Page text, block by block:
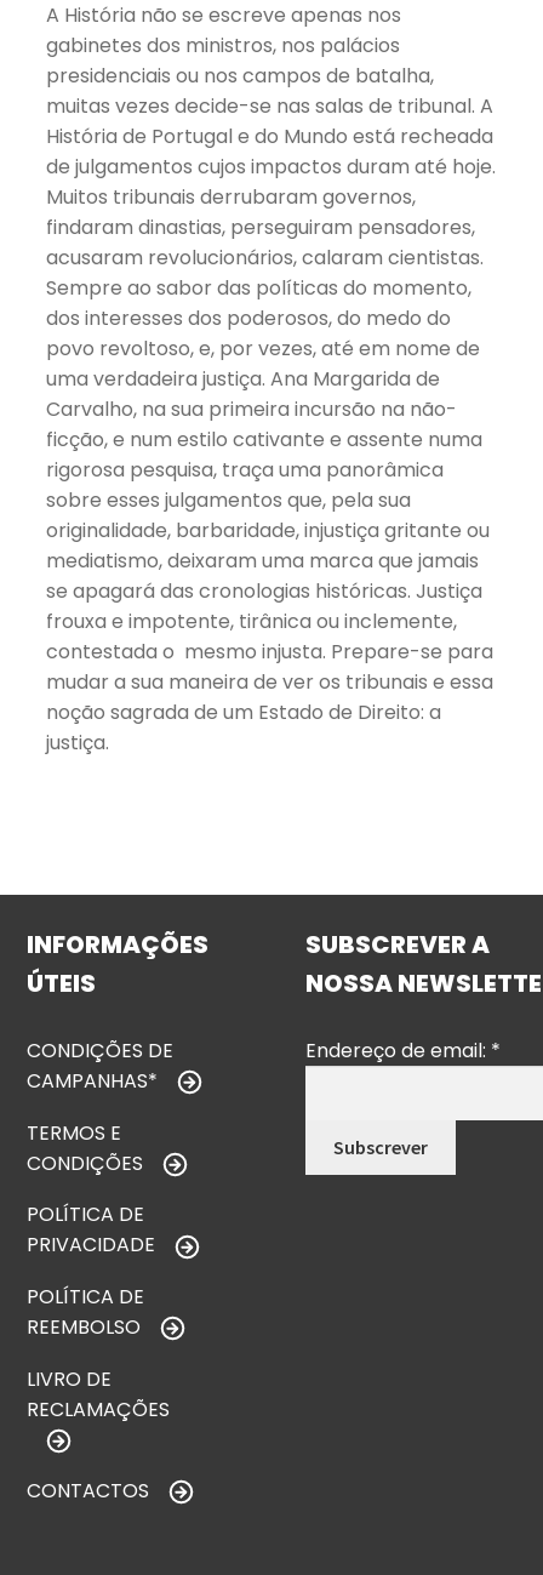
A História não se escreve apenas nos
gabinetes dos ministros, nos palácios
presidenciais ou nos campos de batalha,
muitas vezes decide-se nas salas de tribunal. A
História de Portugal e do Mundo está recheada
de julgamentos cujos impactos duram até hoje.
Muitos tribunais derrubaram governos,
findaram dinastias, perseguiram pensadores,
acusaram revolucionários, calaram cientistas.
Sempre ao sabor das políticas do momento,
dos interesses dos poderosos, do medo do
povo revoltoso, e, por vezes, até em nome de
uma verdadeira justiça. Ana Margarida de
Carvalho, na sua primeira incursão na não-
ficção, e num estilo cativante e assente numa
rigorosa pesquisa, traça uma panorâmica
sobre esses julgamentos que, pela sua
originalidade, barbaridade, injustiça gritante ou
mediatismo, deixaram uma marca que jamais
se apagará das cronologias históricas. Justiça
frouxa e impotente, tirânica ou inclemente,
contestada o mesmo injusta. Prepare-se para
mudar a sua maneira de ver os tribunais e essa
noção sagrada de um Estado de Direito: a
justiça.
INFORMAÇÕES
ÚTEIS
CONDIÇÕES DE
CAMPANHAS*
TERMOS E
CONDIÇÕES
POLÍTICA DE
PRIVACIDADE
POLÍTICA DE
REEMBOLSO
LIVRO DE
RECLAMAÇÕES
CONTACTOS
SUBSCREVER A
NOSSA
Endereço de email: *